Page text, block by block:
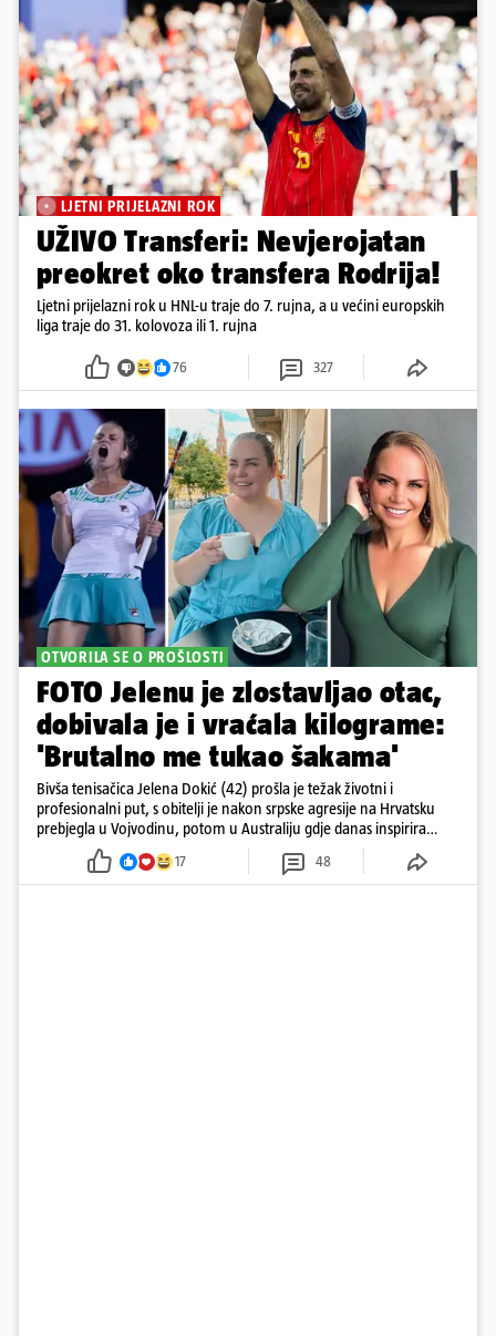
LJETNI PRIJELAZNI ROK
UŽIVO Transferi: Nevjerojatan
preokret oko transfera Rodrija!
Ljetni prijelazni rok u HNL-u traje do 7. rujna, a u većini europskih
liga traje do 31. kolovoza ili 1. rujna
76 327
OTVORILA SE O PROŠLOSTI
FOTO Jelenu je zlostavljao otac,
dobivala je i vraćala kilograme:
'Brutalno me tukao šakama'
Bivša tenisačica Jelena Dokić (42) prošla je težak životni i
profesionalni put, s obitelji je nakon srpske agresije na Hrvatsku
prebjegla u Vojvodinu, potom u Australiju gdje danas inspirira
17 48